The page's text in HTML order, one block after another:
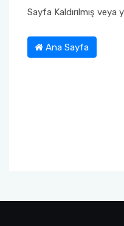
Sayfa Kaldırılmış veya
Ana Sayfa